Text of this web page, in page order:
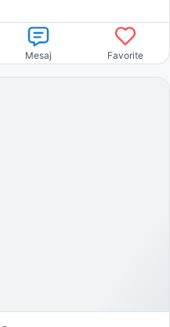
Mesaj Favorite